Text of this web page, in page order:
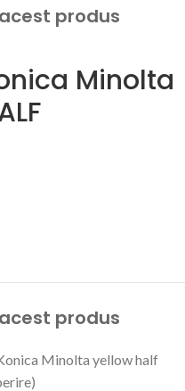
produs
Minolta
produs
Minolta yellow half